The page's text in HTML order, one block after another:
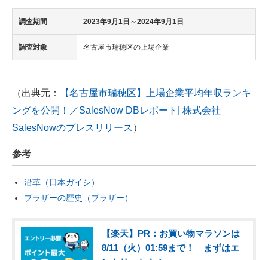
調査期間 2023年9月1日～2024年9月1日
調査対象 名古屋市瑞穂区の上場企業
（出典元：
【名古屋市瑞穂区】上場企業平均年収ランキ
ングを公開！／SalesNow DBレポート| 株式会社
SalesNowのプレスリリース ）
参考
沿革（日本ガイシ）
ブラザーの歴史（ブラザー）
【楽天】PR：お買い物マラソンは
8/11（火）01:59まで！ まずはエ